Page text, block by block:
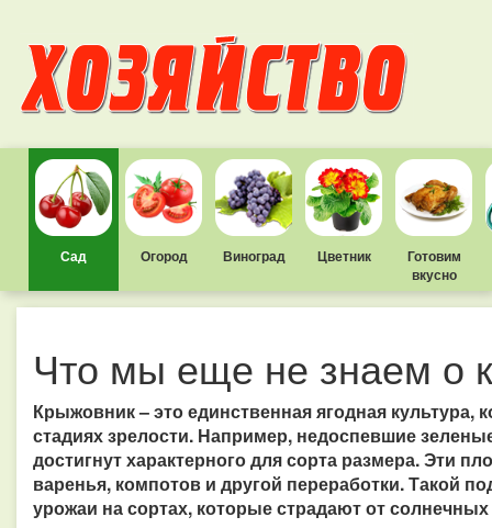
Сад Огород Виноград Цветник
Готовим
вкусно
Что мы еще не знаем о
Крыжовник – это единственная ягодная
стадиях зрелости. Например, недоспевшие
достигнут характерного для сорта размера. Эти
варенья, компотов и другой переработки. Такой
урожаи на сортах, которые страдают от